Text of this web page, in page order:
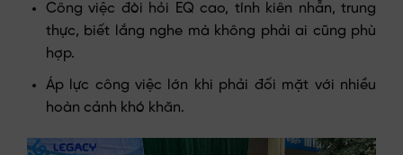
Công việc đòi hỏi EQ cao, tính kiên nhẫn, trung
thực, biết lắng nghe mà không phải ai cũng phù
hợp.
Áp lực công việc lớn khi phải đối mặt với nhiều
hoàn cảnh khó khăn.